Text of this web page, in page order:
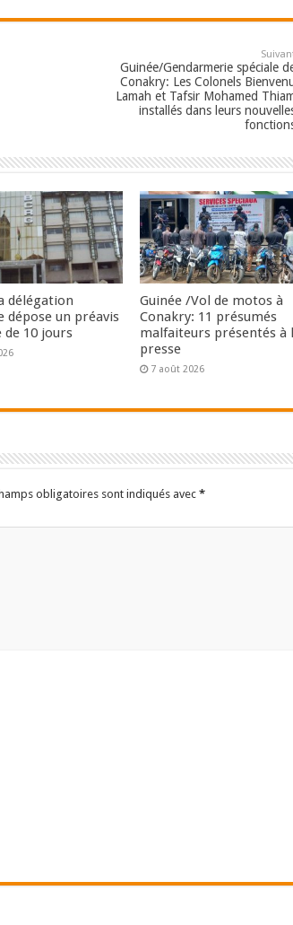
Guinée/Gendarmerie spéciale
Conakry: Les Colonels
Lamah et Tafsir Mohamed
installés dans leurs
délégation
dépose un préavis
de 10 jours
Guinée /Vol de motos à
Conakry: 11 présumés
malfaiteurs présentés à
presse
7 août 2026
obligatoires sont indiqués avec*